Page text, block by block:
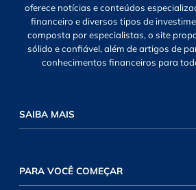
oferece notícias e conteúdos
financeiro e diversos tipos de
composta por especialistas, o site
sólido e confiável, além de artigos de
conhecimentos financeiros para
SAIBA MAIS
PARA VOCÊ COMEÇAR